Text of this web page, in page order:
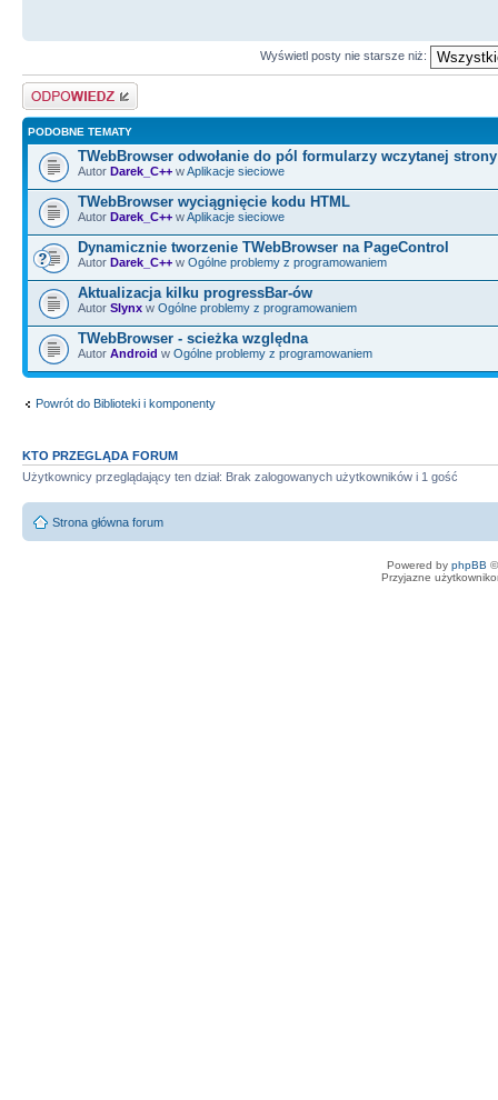
Wyświetl posty nie starsze niż:
Odpowiedz
PODOBNE TEMATY
TWebBrowser odwołanie do pól formularzy wczytanej
Autor Darek_C++ wAplikacje sieciowe
TWebBrowser wyciągnięcie kodu HTML
Autor Darek_C++ wAplikacje sieciowe
Dynamicznie tworzenie TWebBrowser na PageControl
Autor Darek_C++ w Ogólne problemy z programowaniem
Aktualizacja kilku progressBar-ów
Autor Slynx w Ogólne problemy z programowaniem
TWebBrowser - scieżka względna
Autor Android w Ogólne problemy z programowaniem
Powrót do Biblioteki i komponenty
KTO PRZEGLĄDA FORUM
Użytkownicy przeglądający ten dział: Brak zalogowanych użytkowników i 1 gość
Strona główna forum
Powered by phpBB
Przyjazne